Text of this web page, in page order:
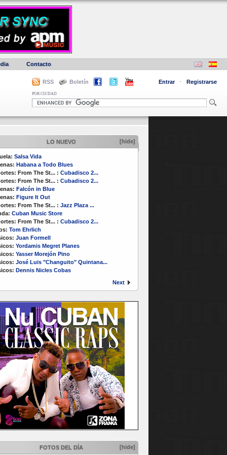
Contacto
RSS Boletín Entrar · Registrarse
POR CIUDAD
LO NUEVO [hide]
Salsa Vida
Habana a Todo Blues
From The St... : Cubadisco 2...
From The St... : Cubadisco 2...
Falcón in Blue
Figure It Out
From The St... : Jazz Plaza ...
Cuban Music Store
From The St... : Cubadisco 2...
Tom Ehrlich
Juan Formell
Yordamis Megret Planes
Yasser Morejón Pino
José Luis "Changuito" Quintana...
Dennis Nicles Cobas
Next
FOTOS DEL DÍA [hide]